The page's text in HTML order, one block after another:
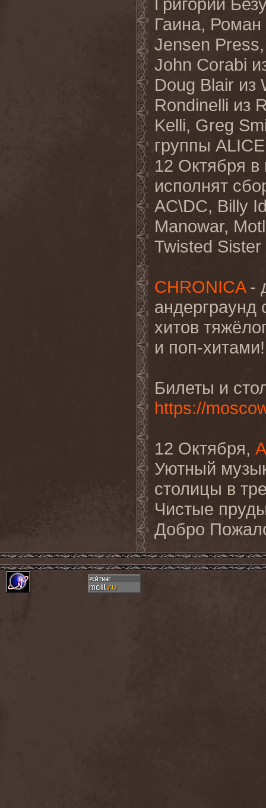
Гаина,
Jensen
John Corabi
Doug Blair из
Rondinelli из
Kelli, Greg
группы
12 Октября
исполнят
AC\DC, Billy
Manowar,
Twisted Sister
CHRONICA-
андерграунд
хитов
и поп-хитами!
Билеты и
https://
12 Октября,
Уютный
столицы в
Чистые
Добро